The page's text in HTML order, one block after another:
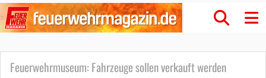
Feuerwehrmuseum: Fahrzeuge sollen verkauft werden